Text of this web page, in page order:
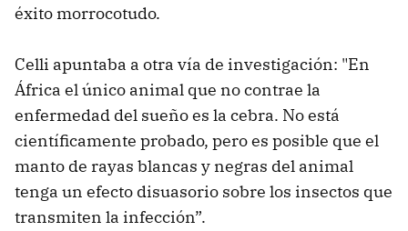
éxito morrocotudo.
Celli apuntaba a otra vía de investigación: "En
África el único animal que no contrae la
enfermedad del sueño es la cebra. No está
científicamente probado, pero es posible que el
manto de rayas blancas y negras del animal
tenga un efecto disuasorio sobre los insectos que
transmiten la infección”.